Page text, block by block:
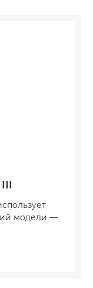
модели —